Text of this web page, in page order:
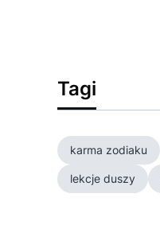
Tagi
karma zodiaku
lekcje duszy